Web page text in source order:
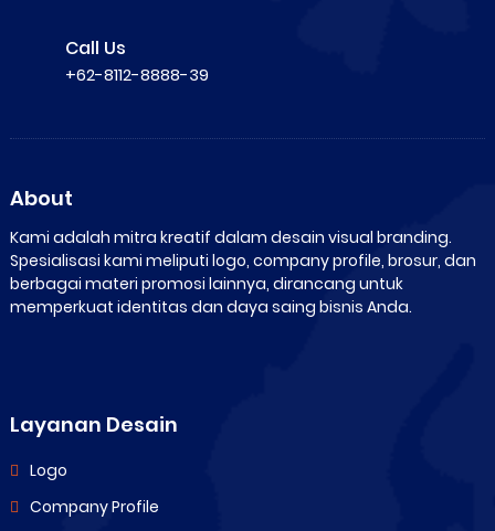
Call Us
+62-8112-8888-39
About
Kami adalah mitra kreatif dalam desain visual branding.
Spesialisasi kami meliputi logo, company profile, brosur, dan
berbagai materi promosi lainnya, dirancang untuk
memperkuat identitas dan daya saing bisnis Anda.
Layanan Desain
Logo
Company Profile